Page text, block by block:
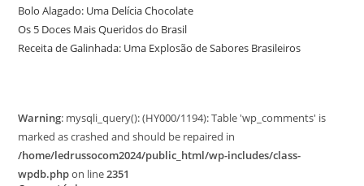
Bolo Alagado: Uma Delícia Chocolate
Os 5 Doces Mais Queridos do Brasil
Receita de Galinhada: Uma Explosão de Sabores Brasileiros
Warning: mysqli_query(): (HY000/1194): Table 'wp_comments' is
marked as crashed and should be repaired in
/home/ledrussocom2024/public_html/wp-includes/class-
wpdb.phpon line2351